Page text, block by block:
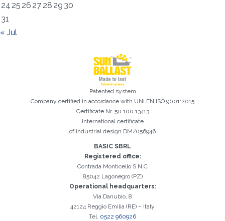
24 25 26 27 28 29 30
31
« Jul
Patented system
Company certified in accordance with UNI EN ISO 9001:2015
Certificate Nr. 50 100 13413
International certificate
of industrial design DM/056946
BASIC SBRL
Registered office:
Contrada Monticello S.N.C
85042 Lagonegro (PZ)
Operational headquarters:
Via Danubio, 8
42124 Reggio Emilia (RE) – Italy
Tel. 0522 960926